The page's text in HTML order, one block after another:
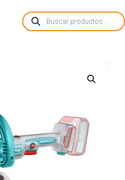
Búsqueda
de
productos